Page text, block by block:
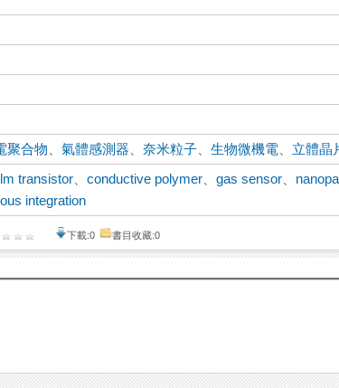
聚合物 、氣體感測器 、奈米粒子 、生物微機電 立體晶
transistor 、conductive polymer 、gas sensor
integration
下載:0 書目收藏:0